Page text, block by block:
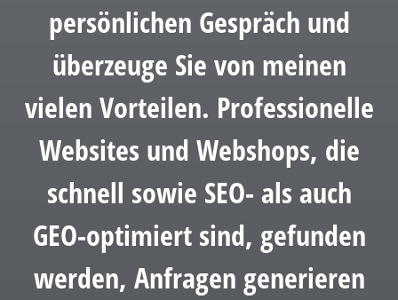
persönlichen Gespräch und
überzeuge Sie von meinen
vielen Vorteilen. Professionelle
Websites und Webshops, die
schnell sowie SEO- als auch
GEO-optimiert sind, gefunden
werden, Anfragen generieren